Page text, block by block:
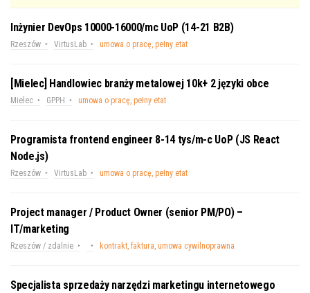
Inżynier DevOps 10000-16000/mc UoP (14-21 B2B)
Rzeszów VirtusLab umowa o pracę, pełny etat
[Mielec] Handlowiec branży metalowej 10k+ 2 języki obce
Mielec GPPH umowa o pracę, pełny etat
Programista frontend engineer 8-14 tys/m-c UoP (JS React
Node.js)
Rzeszów VirtusLab umowa o pracę, pełny etat
Project manager / Product Owner (senior PM/PO) –
IT/marketing
Rzeszów / zdalnie kontrakt, faktura, umowa cywilnoprawna
Specjalista sprzedaży narzędzi marketingu internetowego